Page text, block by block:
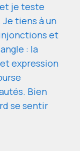
je teste
tiens à un
et
: la
expression
Bien
se sentir